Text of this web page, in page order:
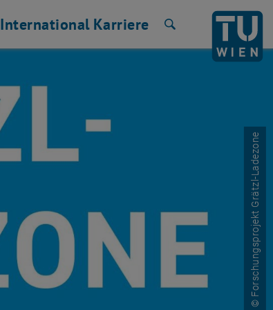
International Karriere
© Forschungsprojekt Grätzl-Ladezone